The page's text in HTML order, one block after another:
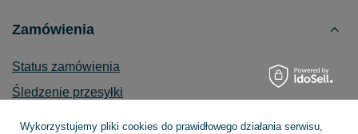
Zamówienia
Status zamówienia
Śledzenie przesyłki
Wykorzystujemy pliki cookies do prawidłowego działania serwisu,